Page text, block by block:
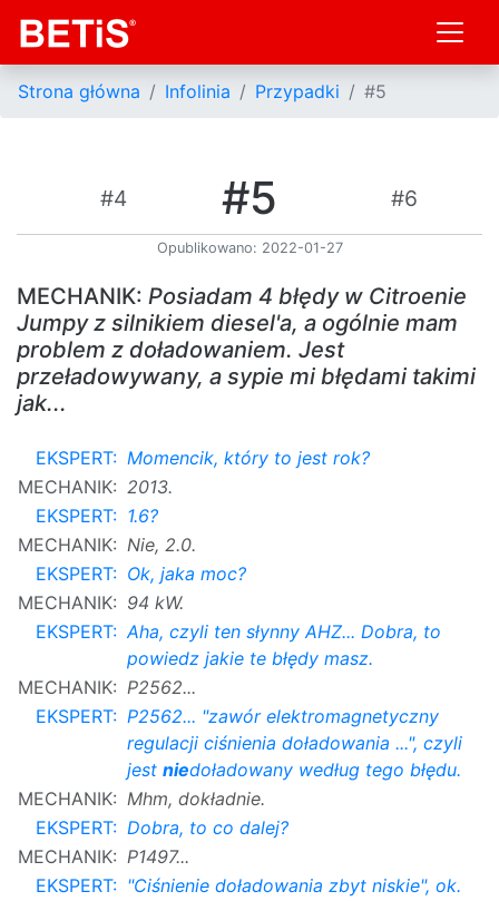
Strona główna Infolinia Przypadki #5
#4 #5 #6
Opublikowano: 2022-01-27
MECHANIK: Posiadam 4 błędy w Citroenie
Jumpy z silnikiem diesel'a, a ogólnie mam
problem z doładowaniem. Jest
przeładowywany, a sypie mi błędami takimi
jak...
EKSPERT: Momencik, który to jest rok?
MECHANIK: 2013.
EKSPERT: 1.6?
MECHANIK: Nie, 2.0.
EKSPERT: Ok, jaka moc?
MECHANIK: 94 kW.
EKSPERT: Aha, czyli ten słynny AHZ... Dobra, to
powiedz jakie te błędy masz.
MECHANIK: P2562...
EKSPERT: P2562... "zawór elektromagnetyczny
regulacji ciśnienia doładowania ...", czyli
jest niedoładowany według tego błędu.
MECHANIK: Mhm, dokładnie.
EKSPERT: Dobra, to co dalej?
MECHANIK: P1497...
EKSPERT: "Ciśnienie doładowania zbyt niskie", ok.